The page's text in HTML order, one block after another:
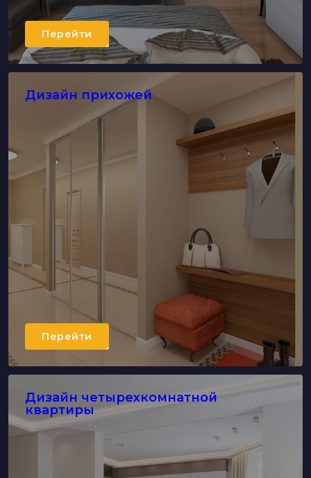
Перейти
Дизайн прихожей
Перейти
Дизайн четырехкомнатной
квартиры